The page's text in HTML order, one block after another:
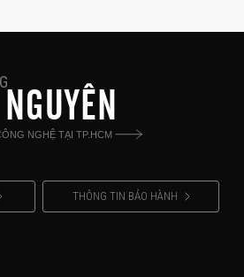
NGHỆ TẠI TP.HCM
THÔNG TIN BẢO HÀNH